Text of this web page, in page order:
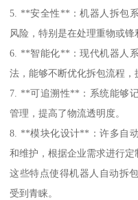
5. **安全性**：机器人拆包
风险，特别是在处理重物或锋
6. **智能化**：现代机器人
法，能够不断优化拆包流程，
7. **可追溯性**：系统能够
管理，提高了物流透明度。
8. **模块化设计**：许多自
和维护，根据企业需求进行定
这些特点使得机器人自动拆
受到青睐。